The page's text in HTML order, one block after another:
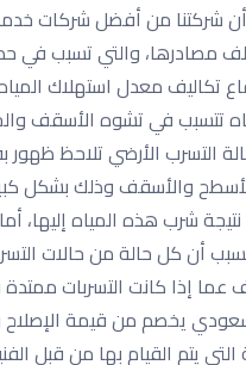
. أن شركتنا من أفضل
مصادرها، والتي تسبب
تكاليف معدل استهلاك
تتسبب في تشوه الأسقف
التسرب الأرضي تلاحظ ظهور
والأسقف وذلك بشكل
شرب هذه المياه
كل حالة من حالات
إذا كانت التسربات
من المنزل فتختلف اسعار شركات كشف تسربات المياه,
يتم القيام بها من قبل